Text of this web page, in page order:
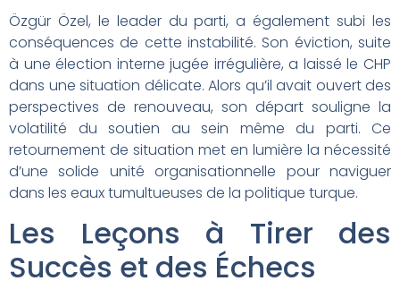
Özgür Özel, le leader du parti, a également subi les
conséquences de cette instabilité. Son éviction, suite
à une élection interne jugée irrégulière, a laissé le CHP
dans une situation délicate. Alors qu’il avait ouvert des
perspectives de renouveau, son départ souligne la
volatilité du soutien au sein même du parti. Ce
retournement de situation met en lumière la nécessité
d’une solide unité organisationnelle pour naviguer
dans les eaux tumultueuses de la politique turque.
Les Leçons à Tirer des
Succès et des Échecs